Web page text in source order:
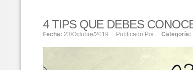
4 TIPS QUE DEBES
Fecha: 23/octubre/2019 Publicado Por Categoría: